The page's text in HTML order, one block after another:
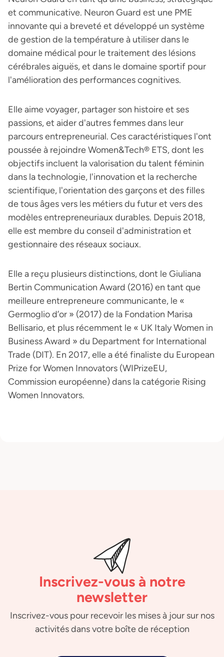
et communicative. Neuron Guard est une PME
innovante qui a breveté et développé un système
de gestion de la température à utiliser dans le
domaine médical pour le traitement des lésions
cérébrales aiguës, et dans le domaine sportif pour
l'amélioration des performances cognitives.
Elle aime voyager, partager son histoire et ses
passions, et aider d'autres femmes dans leur
parcours entrepreneurial. Ces caractéristiques l'ont
poussée à rejoindre Women&Tech® ETS, dont les
objectifs incluent la valorisation du talent féminin
dans la technologie, l'innovation et la recherche
scientifique, l'orientation des garçons et des filles
de tous âges vers les métiers du futur et vers des
modèles entrepreneuriaux durables. Depuis 2018,
elle est membre du conseil d'administration et
gestionnaire des réseaux sociaux.
Elle a reçu plusieurs distinctions, dont le Giuliana
Bertin Communication Award (2016) en tant que
meilleure entrepreneure communicante, le «
Germoglio d’or » (2017) de la Fondation Marisa
Bellisario, et plus récemment le « UK Italy Women in
Business Award » du Department for International
Trade (DIT). En 2017, elle a été finaliste du European
Prize for Women Innovators (WIPrizeEU,
Commission européenne) dans la catégorie Rising
Women Innovators.
Inscrivez-vous à notre
newsletter
Inscrivez-vous pour recevoir les mises à jour sur nos
activités dans votre boîte de réception